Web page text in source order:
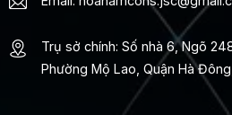
Trụ sở chính: Số nhà 6, Ngõ
Phường Mộ Lao, Quận Hà